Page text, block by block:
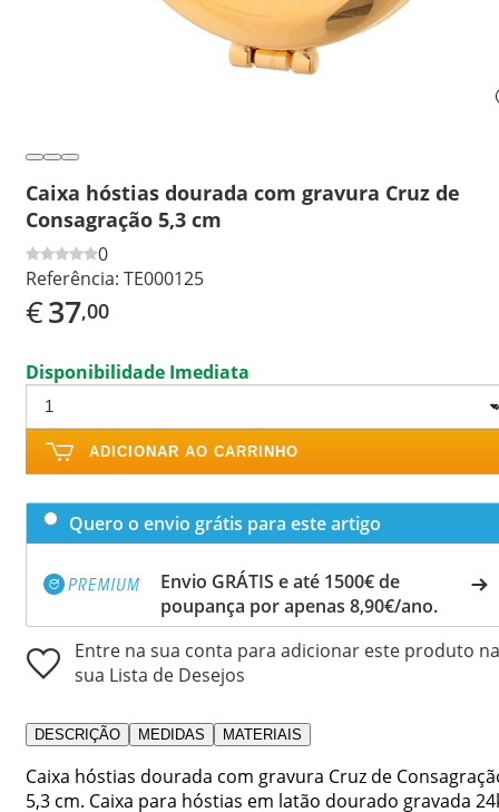
Caixa hóstias dourada com gravura Cruz de
Consagração 5,3 cm
0
Referência: TE000125
€37,00
Disponibilidade Imediata
ADICIONAR AO CARRINHO
Quero o envio grátis para este artigo
Envio GRÁTIS e até 1500€ de
poupança por apenas 8,90€/ano.
Entre na sua conta para adicionar este produto na
sua Lista de Desejos
DESCRIÇÃO MEDIDAS MATERIAIS
Caixa hóstias dourada com gravura Cruz de
5,3 cm. Caixa para hóstias em latão dourado gravada